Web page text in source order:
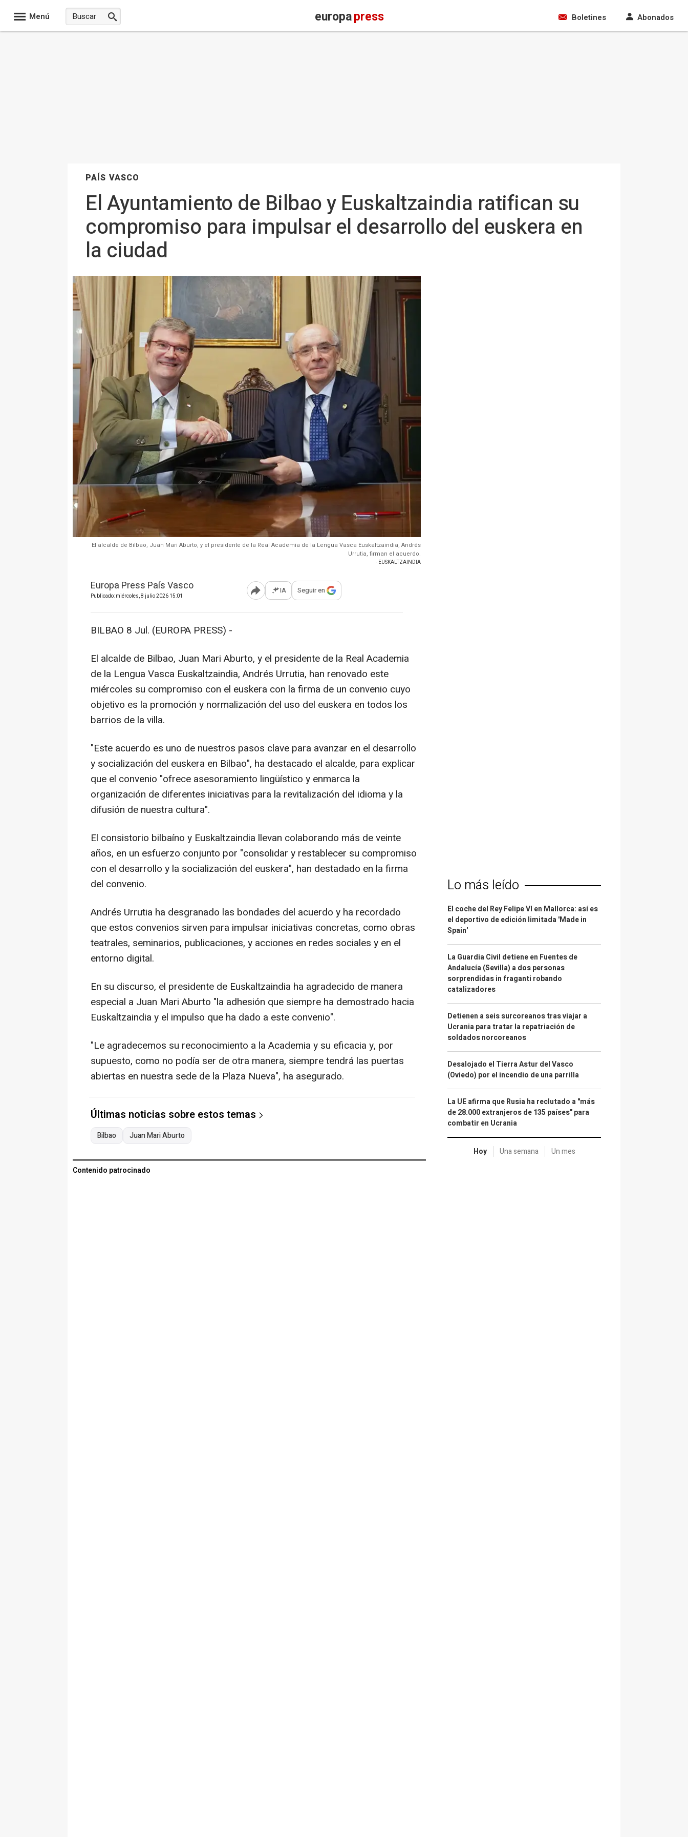
Menú europapress Boletines Abonados
PAÍS VASCO
El Ayuntamiento de Bilbao y Euskaltzaindia ratifican su
compromiso para impulsar el desarrollo del euskera en
la ciudad
El alcalde de Bilbao, Juan Mari Aburto, y el presidente de la Real Academia de la Lengua Vasca Euskaltzaindia, Andrés
Urrutia, firman el acuerdo.
- EUSKALTZAINDIA
Europa Press País Vasco
Publicado: miércoles, 8 julio 2026 15:01 Abrir opciones para compartir
IA Seguir en
BILBAO 8 Jul. (EUROPA PRESS) -
El alcalde de Bilbao, Juan Mari Aburto, y el presidente de la Real Academia
de la Lengua Vasca Euskaltzaindia, Andrés Urrutia, han renovado este
miércoles su compromiso con el euskera con la firma de un convenio cuyo
objetivo es la promoción y normalización del uso del euskera en todos los
barrios de la villa.
"Este acuerdo es uno de nuestros pasos clave para avanzar en el desarrollo
y socialización del euskera en Bilbao", ha destacado el alcalde, para explicar
que el convenio "ofrece asesoramiento lingüístico y enmarca la
organización de diferentes iniciativas para la revitalización del idioma y la
difusión de nuestra cultura".
El consistorio bilbaíno y Euskaltzaindia llevan colaborando más de veinte
años, en un esfuerzo conjunto por "consolidar y restablecer su compromiso
con el desarrollo y la socialización del euskera", han destadado en la firma
del convenio.
Andrés Urrutia ha desgranado las bondades del acuerdo y ha recordado
que estos convenios sirven para impulsar iniciativas concretas, como obras
teatrales, seminarios, publicaciones, y acciones en redes sociales y en el
entorno digital.
En su discurso, el presidente de Euskaltzaindia ha agradecido de manera
especial a Juan Mari Aburto "la adhesión que siempre ha demostrado hacia
Euskaltzaindia y el impulso que ha dado a este convenio".
"Le agradecemos su reconocimiento a la Academia y su eficacia y, por
supuesto, como no podía ser de otra manera, siempre tendrá las puertas
abiertas en nuestra sede de la Plaza Nueva", ha asegurado.
Últimas noticias sobre estos temas
Bilbao Juan Mari Aburto
Contenido patrocinado
Lo más leído
El coche del Rey Felipe VI en Mallorca: así es
el deportivo de edición limitada 'Made in
Spain'
La Guardia Civil detiene en Fuentes de
Andalucía (Sevilla) a dos personas
sorprendidas in fraganti robando
catalizadores
Detienen a seis surcoreanos tras viajar a
Ucrania para tratar la repatriación de
soldados norcoreanos
Desalojado el Tierra Astur del Vasco
(Oviedo) por el incendio de una parrilla
La UE afirma que Rusia ha reclutado a "más
de 28.000 extranjeros de 135 países" para
combatir en Ucrania
Hoy Una semana Un mes